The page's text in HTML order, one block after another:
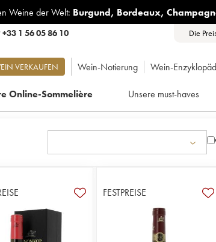
Weine der Welt: Burgund, Bordeaux,
+33 1 56 05 86 10 Die
VERKAUFEN Wein-Notierung Wein-
Online-Sommelière Unsere must-haves
FESTPREISE